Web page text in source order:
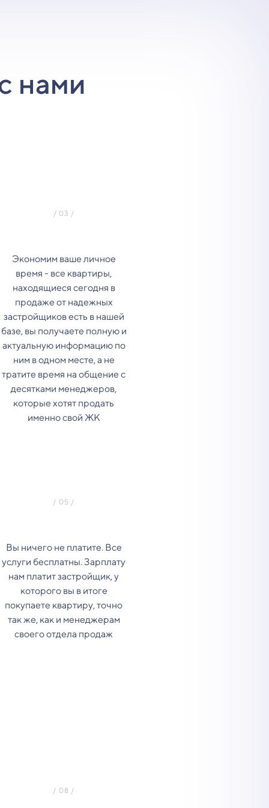
нами
Экономим ваше личное
время - все квартиры,
находящиеся сегодня в
продаже от надежных
застройщиков есть в нашей
базе, вы получаете полную и
актуальную информацию по
ним в одном месте, а не
тратите время на общение с
десятками менеджеров,
которые хотят продать
именно свой ЖК
Вы ничего не платите. Все
услуги бесплатны. Зарплату
нам платит застройщик, у
которого вы в итоге
покупаете квартиру, точно
так же, как и менеджерам
своего отдела продаж